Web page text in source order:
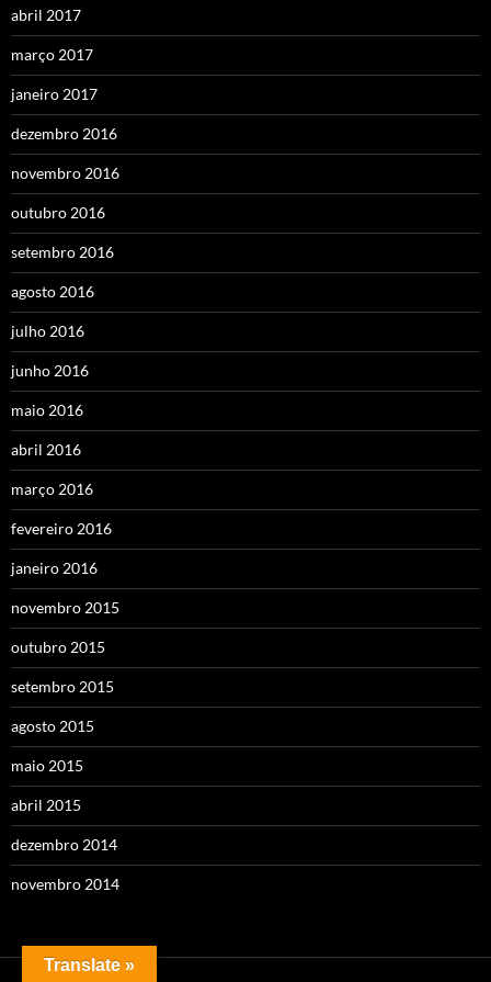
abril 2017
março 2017
janeiro 2017
dezembro 2016
novembro 2016
outubro 2016
setembro 2016
agosto 2016
julho 2016
junho 2016
maio 2016
abril 2016
março 2016
fevereiro 2016
janeiro 2016
novembro 2015
outubro 2015
setembro 2015
agosto 2015
maio 2015
abril 2015
dezembro 2014
novembro 2014
Translate »